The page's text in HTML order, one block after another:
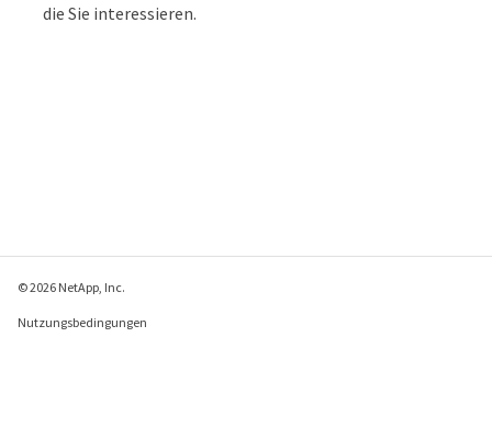
die Sie interessieren.
© 2026 NetApp, Inc.
Nutzungsbedingungen